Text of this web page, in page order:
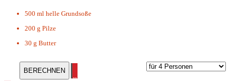
500 ml helle Grundsoße
200 g Pilze
30 g Butter